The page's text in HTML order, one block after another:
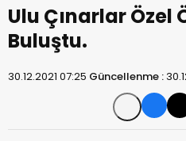
Ulu Çınarlar Özel
Buluştu.
30.12.2021 07:25 Güncellenme :